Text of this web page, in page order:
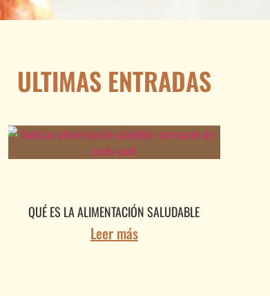
ULTIMAS ENTRADAS
QUÉ ES LA ALIMENTACIÓN SALUDABLE
Leer más